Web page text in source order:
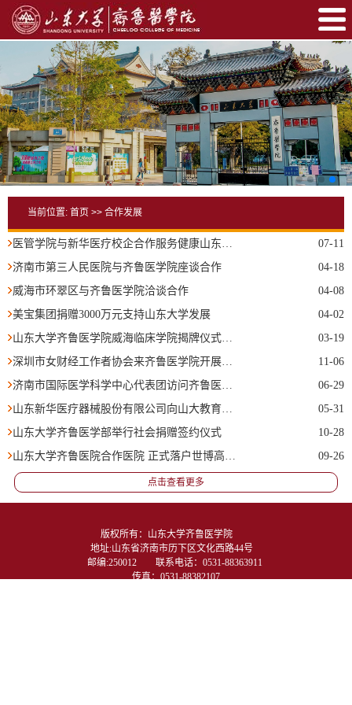
当前位置: 首页 >> 合作发展
医管学院与新华医疗校企合作服务健康山东，共建“山东大学医院感染预防与控制实践培训基地”
07-11
济南市第三人民医院与齐鲁医学院座谈合作
04-18
威海市环翠区与齐鲁医学院洽谈合作
04-08
美宝集团捐赠3000万元支持山东大学发展
04-02
山东大学齐鲁医学院威海临床学院揭牌仪式举行
03-19
深圳市女财经工作者协会来齐鲁医学院开展学生资助活动
11-06
济南市国际医学科学中心代表团访问齐鲁医学部
06-29
山东新华医疗器械股份有限公司向山大教育基金会捐赠
05-31
山东大学齐鲁医学部举行社会捐赠签约仪式
10-28
山东大学齐鲁医院合作医院 正式落户世博高新医院
09-26
点击查看更多
版权所有：山东大学齐鲁医学院
地址:山东省济南市历下区文化西路44号
邮编:250012　　联系电话：0531-88363911
传真：0531-88382107